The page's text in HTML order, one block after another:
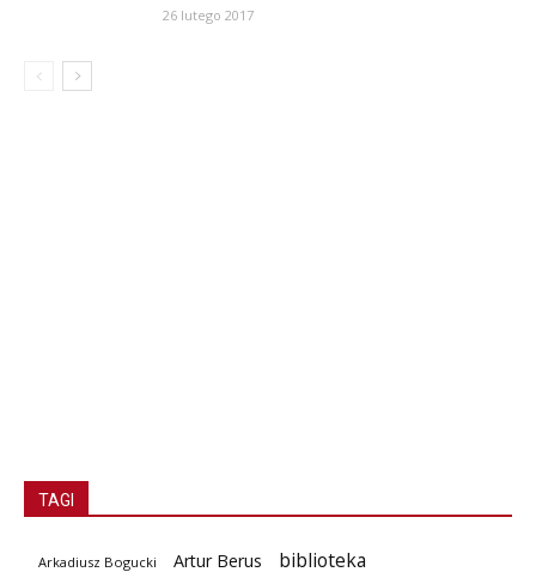
26 lutego 2017
TAGI
Arkadiusz Bogucki Artur Berus biblioteka